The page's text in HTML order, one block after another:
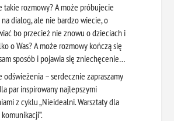
takie rozmowy? A może próbujecie
dialog, ale nie bardzo wiecie, o
bo przecież nie znowu o dzieciach i
o Was? A może rozmowy kończą się
sposób i pojawia się zniechęcenie…
odświeżenia – serdecznie zapraszamy
par inspirowany najlepszymi
z cyklu „Nieidealni. Warsztaty dla